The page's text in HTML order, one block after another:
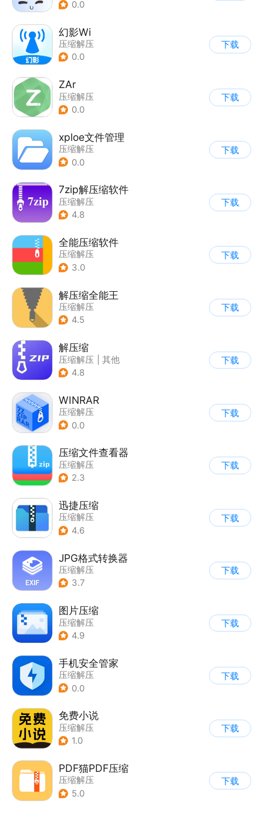
0.0
幻影Wi
压缩解压
0.0
下载
ZAr
压缩解压
0.0
下载
xploe文件管理
压缩解压
0.0
下载
7zip解压缩软件
压缩解压
4.8
下载
全能压缩软件
压缩解压
3.0
下载
解压缩全能王
压缩解压
4.5
下载
解压缩
压缩解压
其他
4.8
下载
WINRAR
压缩解压
0.0
下载
压缩文件查看器
压缩解压
2.3
下载
迅捷压缩
压缩解压
4.6
下载
JPG格式转换器
压缩解压
3.7
下载
图片压缩
压缩解压
4.9
下载
手机安全管家
压缩解压
0.0
下载
免费小说
压缩解压
1.0
下载
PDF猫PDF压缩
压缩解压
5.0
下载